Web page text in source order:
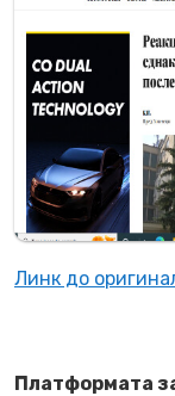
Линк до
Платформата